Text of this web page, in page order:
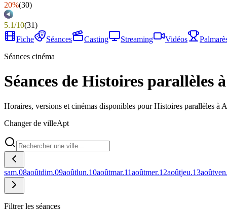
20%(30)
5.1/10(31)
Fiche
Séances Casting Streaming Vidéos
Séances cinéma
Séances de Histoires parallèles
Horaires, versions et cinémas disponibles pour Histoires parallèles à
Changer de villeApt
sam.08aoûtdim.09aoûtlun.10aoûtmar.11aoûtmer.12aoûtjeu.13aoûtven.
Filtrer les séances